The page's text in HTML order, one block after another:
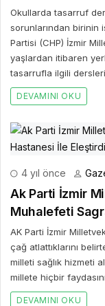
Okullarda tasarruf
sorunlarından birinin
Partisi (CHP) İzmir
yaşlardan itibaren
tasarrufla ilgili
DEVAMINI OKU
4 yıl önce
Ak Parti İzmir
Muhalefeti
AK Parti İzmir
çağ atlattıklarını
milleti sağlık hizmeti
millete hiçbir
DEVAMINI OKU